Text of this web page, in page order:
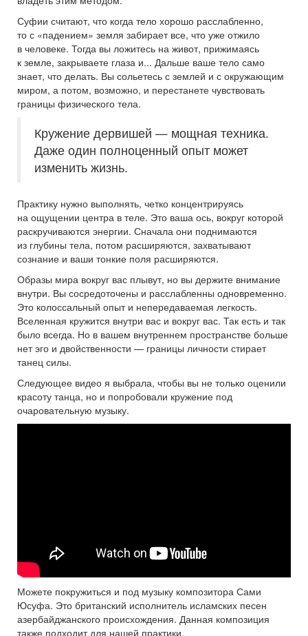
Суфии считают, что когда тело хорошо расслабленно,
то с «падением» земля забирает все, что уже отжило
в человеке. Тогда вы ложитесь на живот, прижимаясь
к земле, закрываете глаза и... Дальше ваше тело само
знает, что делать. Вы сольетесь с землей и с окружающим
миром, а потом, возможно, и перестанете чувствовать
границы физического тела.
Кружение дервишей — мощная техника.
Даже один полноценный опыт может
изменить жизнь.
Практику нужно выполнять, четко концентрируясь
на ощущении центра в теле. Это ваша ось, вокруг которой
раскручиваются энергии. Сначала они поднимаются
из глубины тела, потом расширяются, захватывают
сознание и ваши тонкие поля расширяются.
Образы мира вокруг вас плывут, но вы держите внимание
внутри. Вы сосредоточены и расслабленны одновременно.
Это колоссальный опыт и непередаваемая легкость.
Вселенная кружится внутри вас и вокруг вас. Так есть и так
было всегда. Но в вашем внутреннем пространстве больше
нет эго и двойственности — границы личности стирает
танец силы.
Следующее видео я выбрала, чтобы вы не только оценили
красоту танца, но и попробовали кружение под
очаровательную музыку.
Можете покружиться и под музыку композитора Сами
Юсуфа. Это британский исполнитель исламских песен
азербайджанского происхождения. Данная композиция
также подходит для нашей практики.